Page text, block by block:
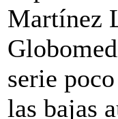
Martínez
serie
las bajas